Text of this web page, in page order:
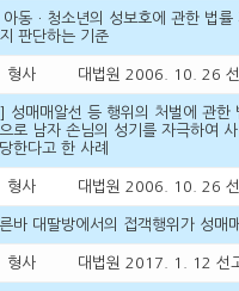
아동ㆍ청소년의 성보호에 관한 법률
판단하는 기준
형사 대법원 2006. 10. 26 선
성매매알선 등 행위의 처벌에 관한
로 남자 손님의 성기를 자극하여
한다고 한 사례
형사 대법원 2006. 10. 26 선
바 대딸방에서의 접객행위가 성매
형사 대법원 2017. 1. 12 선